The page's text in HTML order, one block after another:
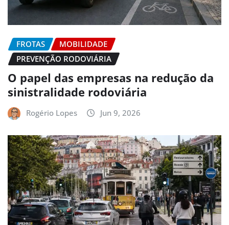
FROTAS
MOBILIDADE
PREVENÇÃO RODOVIÁRIA
O papel das empresas na redução da
sinistralidade rodoviária
Rogério Lopes Jun 9, 2026